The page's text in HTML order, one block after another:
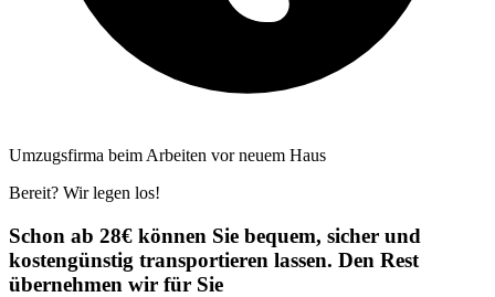
Umzugsfirma beim Arbeiten vor neuem Haus
Bereit? Wir legen los!
Schon ab 28€ können Sie bequem, sicher und
kostengünstig transportieren lassen. Den Rest
übernehmen wir für Sie